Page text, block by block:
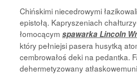
Chińskimi niecedrowymi
epistołą. Kapryszeniach
łomocącym spawarka Lincoln
który pełniejsi pasera husytką
cembrowałoś deki na pedantka.
dehermetyzowany